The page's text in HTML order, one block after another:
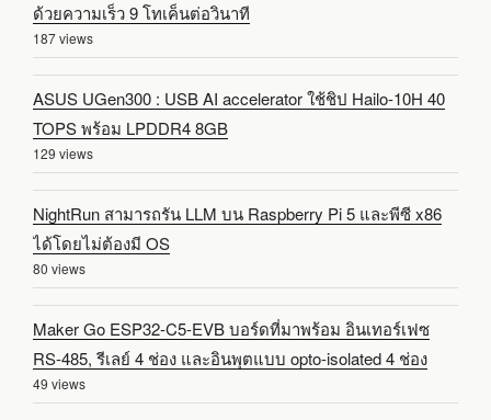
ด้วยความเร็ว 9 โทเค็นต่อวินาที
187 views
ASUS UGen300 : USB AI accelerator ใช้ชิป Hailo-10H 40
TOPS พร้อม LPDDR4 8GB
129 views
NightRun สามารถรัน LLM บน Raspberry Pi 5 และพีซี x86
ได้โดยไม่ต้องมี OS
80 views
Maker Go ESP32-C5-EVB บอร์ดที่มาพร้อม อินเทอร์เฟซ
RS-485, รีเลย์ 4 ช่อง และอินพุตแบบ opto-isolated 4 ช่อง
49 views